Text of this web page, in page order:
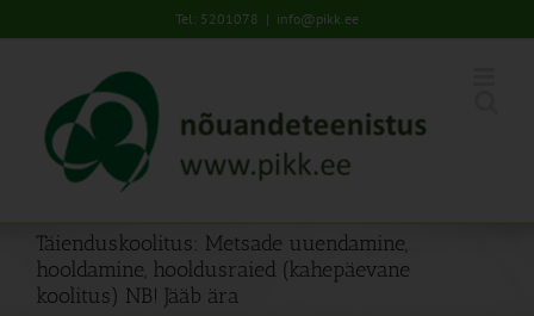
to
Tel: 5201078 | info@pikk.ee
Täienduskoolitus: Metsade uuendamine,
hooldamine, hooldusraied (kahepäevane
koolitus) NB! Jääb ära